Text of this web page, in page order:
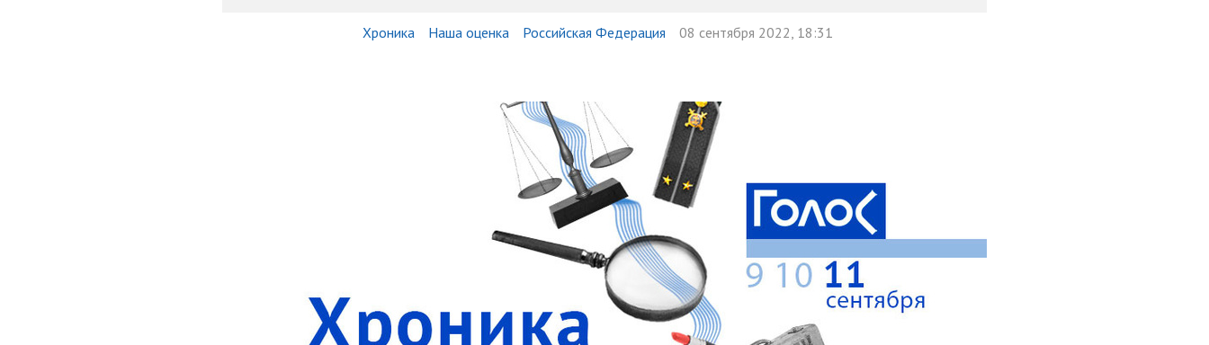
Хроника Наша оценка Российская Федерация 08 сентября 2022, 18:31